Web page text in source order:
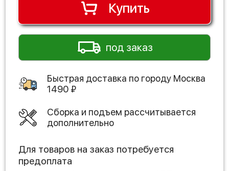
Купить
под заказ
Быстрая доставка по городу Москва
1490 ₽
Сборка и подъем рассчитывается
дополнительно
Для товаров на заказ потребуется
предоплата